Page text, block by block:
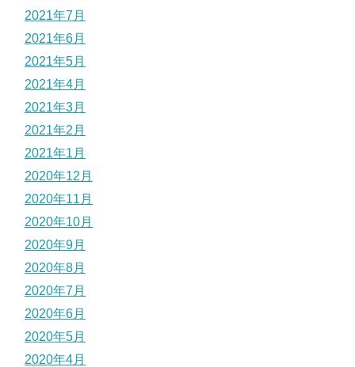
2021年7月
2021年6月
2021年5月
2021年4月
2021年3月
2021年2月
2021年1月
2020年12月
2020年11月
2020年10月
2020年9月
2020年8月
2020年7月
2020年6月
2020年5月
2020年4月